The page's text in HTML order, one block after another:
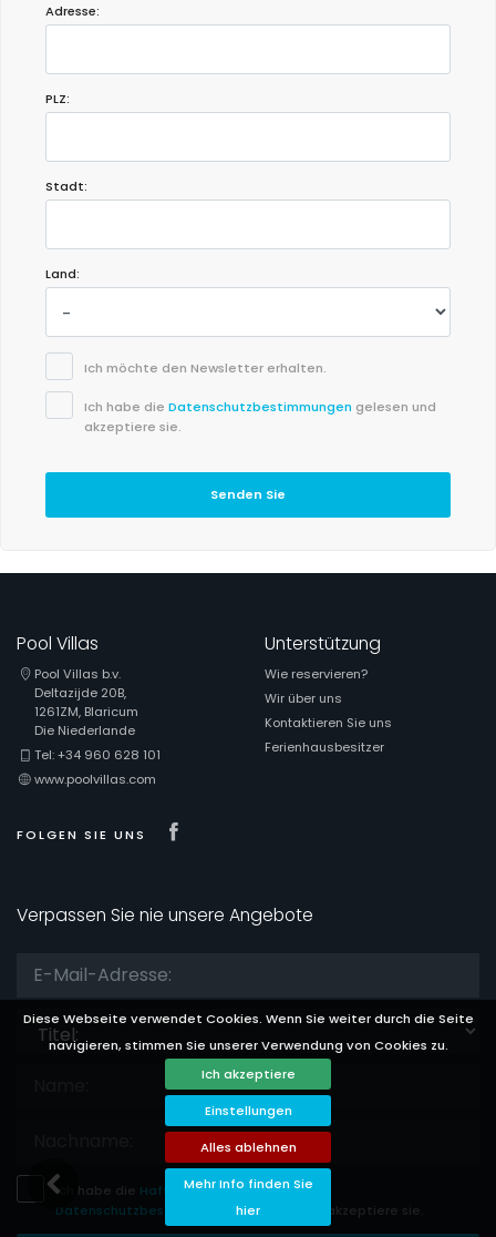
Diese Webseite verwendet Cookies. Wenn Sie weiter durch die Seite
navigieren, stimmen Sie unserer Verwendung von Cookies zu.
Ich akzeptiere
Einstellungen
Alles ablehnen
Mehr Info finden Sie
hier
Adresse:
PLZ:
Stadt:
Land:
Ich möchte den Newsletter erhalten.
Ich habe die Datenschutzbestimmungen gelesen und
akzeptiere sie.
Senden Sie
Pool Villas
Pool Villas b.v.
Deltazijde 20B,
1261ZM, Blaricum
Die Niederlande
Tel: +34 960 628 101
www.poolvillas.com
FOLGEN SIE UNS
Unterstützung
Wie reservieren?
Wir über uns
Kontaktieren Sie uns
Ferienhausbesitzer
Verpassen Sie nie unsere Angebote
Titel:
Ich habe die Haftungsausschlussund
Datenschutzbestimmungengelesen und akzeptiere sie.